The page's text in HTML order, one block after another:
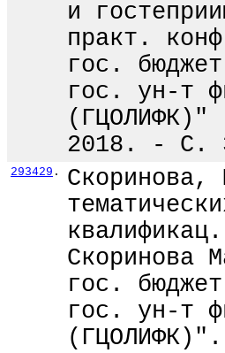
и
практ.
гос.
гос. ун-т
2018. - С.
293429 .
Скоринова,
Скоринова
гос.
гос. ун-т